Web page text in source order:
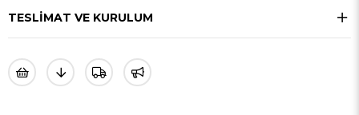
TESLIMAT VE KURULUM